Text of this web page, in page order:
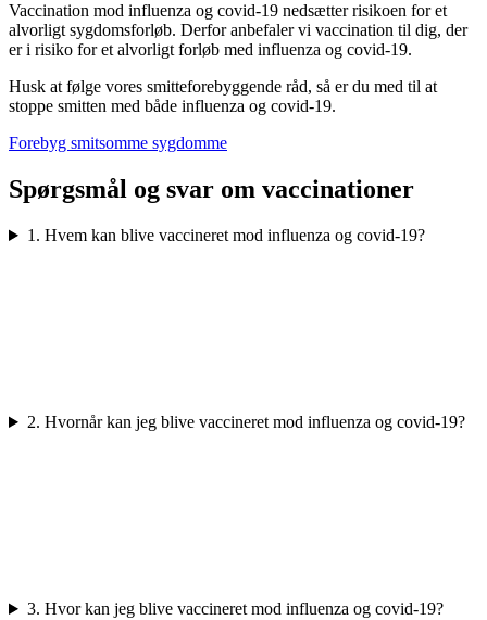
Vaccination mod influenza og covid-19 nedsætter risikoen for et
alvorligt sygdomsforløb. Derfor anbefaler vi vaccination til dig, der
er i risiko for et alvorligt forløb med influenza og covid-19.
Husk at følge vores smitteforebyggende råd, så er du med til at
stoppe smitten med både influenza og covid-19.
Forebyg smitsomme sygdomme
Spørgsmål og svar om vaccinationer
1. Hvem kan blive vaccineret mod influenza og covid-19?
2. Hvornår kan jeg blive vaccineret mod influenza og covid-19?
3. Hvor kan jeg blive vaccineret mod influenza og covid-19?